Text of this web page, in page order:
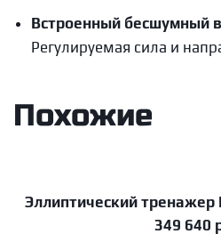
Встроенный бесшумный
Регулируемая сила и
Похожие
В
Эллиптический тренажер
349 640